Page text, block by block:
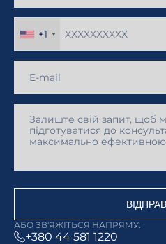
+1
АБО ЗВ'ЯЖІТЬСЯ НАПРЯМУ:
+380 44 581 1220